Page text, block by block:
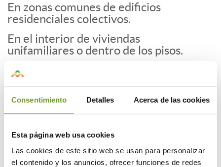
Consentimiento Detalles Acerca de las cookies
Esta página web usa cookies
Las cookies de este sitio web se usan para personalizar
el contenido y los anuncios, ofrecer funciones de redes
En zonas comunes de edificios
residenciales colectivos.
En el interior de viviendas
unifamiliares o dentro de los pisos.
Requisitos principales:
Los inmuebles deben estar construidos
antes de 2006.
residentes.
Se requiere informe técnico, licencia y